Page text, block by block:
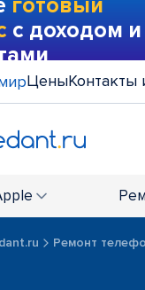
готовый
с доходом и
ЦеныКонтакты
Ремонт